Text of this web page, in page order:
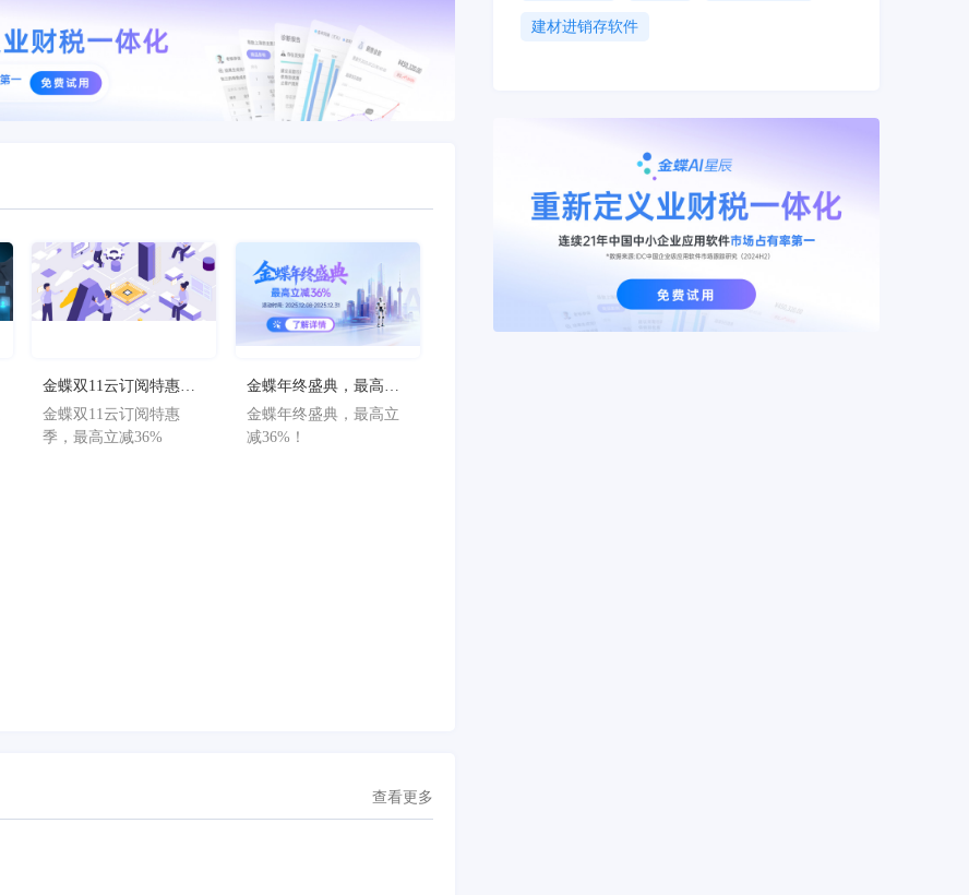
金蝶双11云订阅特惠
季，最高立减36%
金蝶双11云订阅特惠
季，最高立减36%
金蝶年终盛典，最高立
减36%！
金蝶年终盛典，最高立
减36%！
查看更多
建材进销存软件